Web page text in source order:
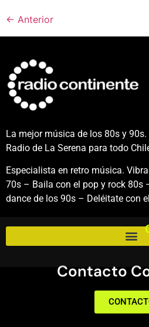
← Anterior
La mejor música de los 80s y
Radio de La Serena para todo
Especialista en retro música.
70s – Baila con el pop y rock 80s
dance de los 90s – Deléitate con
Contacto